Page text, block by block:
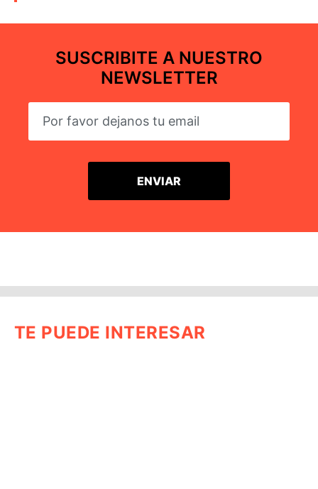
SUSCRIBITE A NUESTRO
NEWSLETTER
TE PUEDE INTERESAR